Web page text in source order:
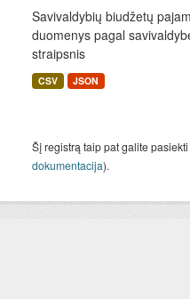
Savivaldybių biudžetų
duomenys pagal
straipsnis
CSV JSON
Šį registrą taip pat galite
dokumentacija).